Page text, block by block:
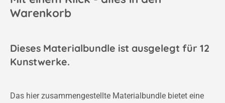
Warenkorb
Dieses Materialbundle ist ausgelegt für 12
Kunstwerke.
Das hier zusammengestellte Materialbundle bietet eine